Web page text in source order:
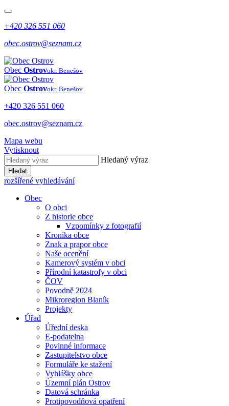
+420 326 551 060
obec.ostrov@seznam.cz
Obec Ostrovokr. Benešov
Obec Ostrovokr. Benešov
+420 326 551 060
obec.ostrov@seznam.cz
Mapa webu
Vytisknout
Hledaný výraz
Hledat
rozšířené vyhledávání
Obec
O obci
Z historie obce
Vzpomínky z fotografií
Kronika obce
Znak a prapor obce
Naše ocenění
Kamerový systém v obci
Přírodní katastrofy v obci
ČOV
Povodně 2024
Mikroregion Blaník
Projekty
Úřad
Úřední deska
E-podatelna
Povinné informace
Zastupitelstvo obce
Formuláře ke stažení
Vyhlášky obce
Územní plán Ostrov
Datová schránka
Protipovodňová opatření